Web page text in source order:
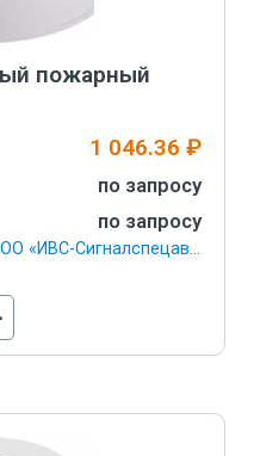
пожарный
1 046.36 ₽
по запросу
по запросу